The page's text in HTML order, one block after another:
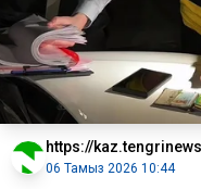
https://
06 Тамыз 2026 10:44